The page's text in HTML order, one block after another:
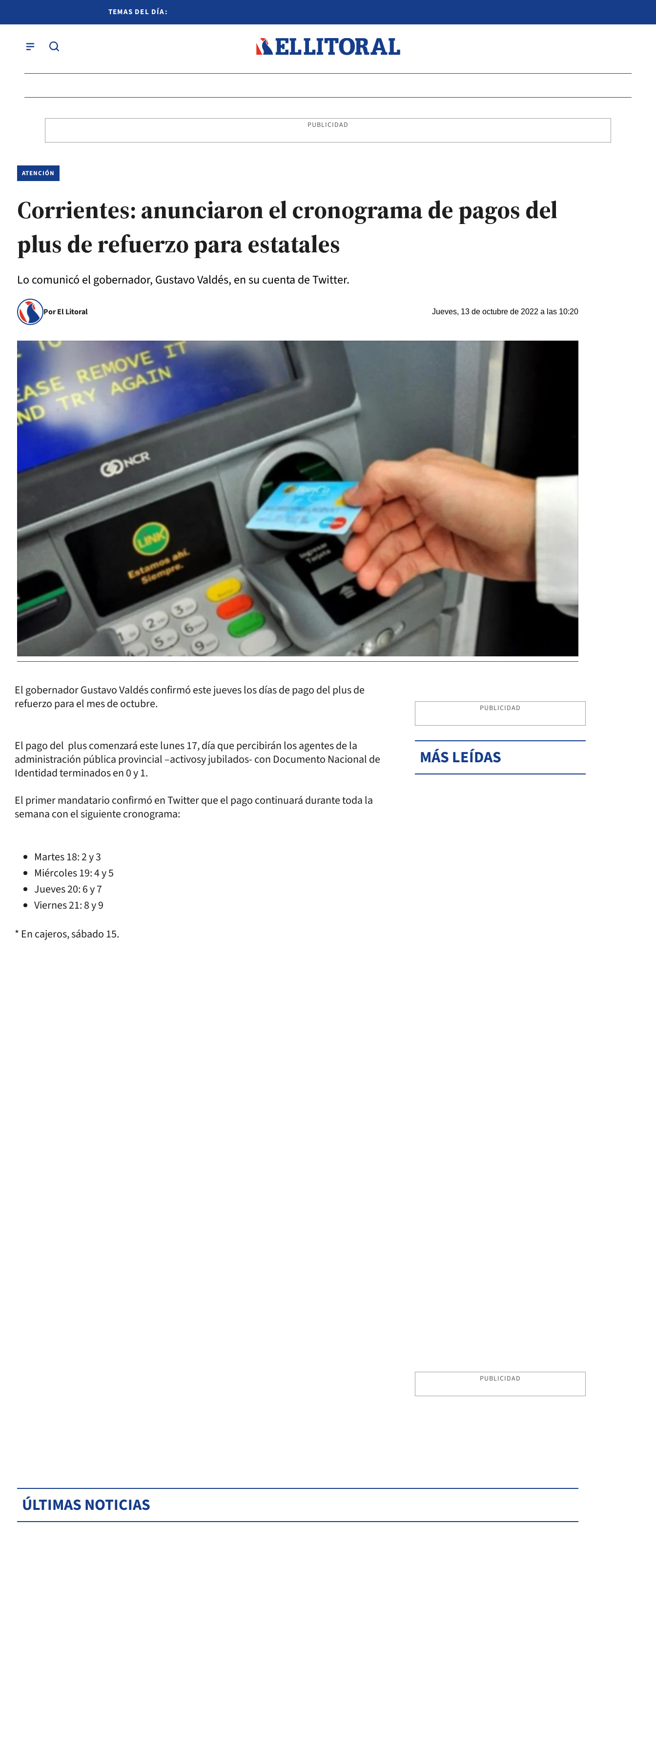
TEMAS DEL DÍA:
PUBLICIDAD
ATENCIÓN
Corrientes: anunciaron el cronograma de pagos del
plus de refuerzo para estatales
Lo comunicó el gobernador, Gustavo Valdés, en su cuenta de Twitter.
Por El Litoral Jueves, 13 de octubre de 2022 a las 10:20
El gobernador Gustavo Valdés confirmó este jueves los días de pago del plus de
refuerzo para el mes de octubre.
El pago del plus comenzará este lunes 17, día que percibirán los agentes de la
administración pública provincial –activosy jubilados- con Documento Nacional de
Identidad terminados en 0 y 1.
El primer mandatario confirmó en Twitter que el pago continuará durante toda la
semana con el siguiente cronograma:
Martes 18: 2 y 3
Miércoles 19: 4 y 5
Jueves 20: 6 y 7
Viernes 21: 8 y 9
* En cajeros, sábado 15.
PUBLICIDAD
MÁS LEÍDAS
PUBLICIDAD
ÚLTIMAS NOTICIAS